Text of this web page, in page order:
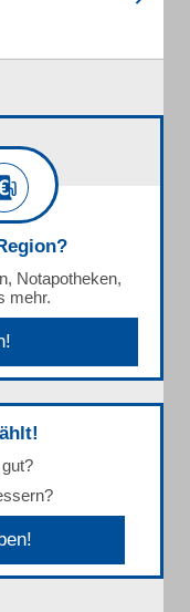
Notapotheken,
mehr.